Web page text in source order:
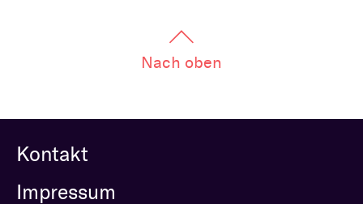
Nach oben
Kontakt
Impressum